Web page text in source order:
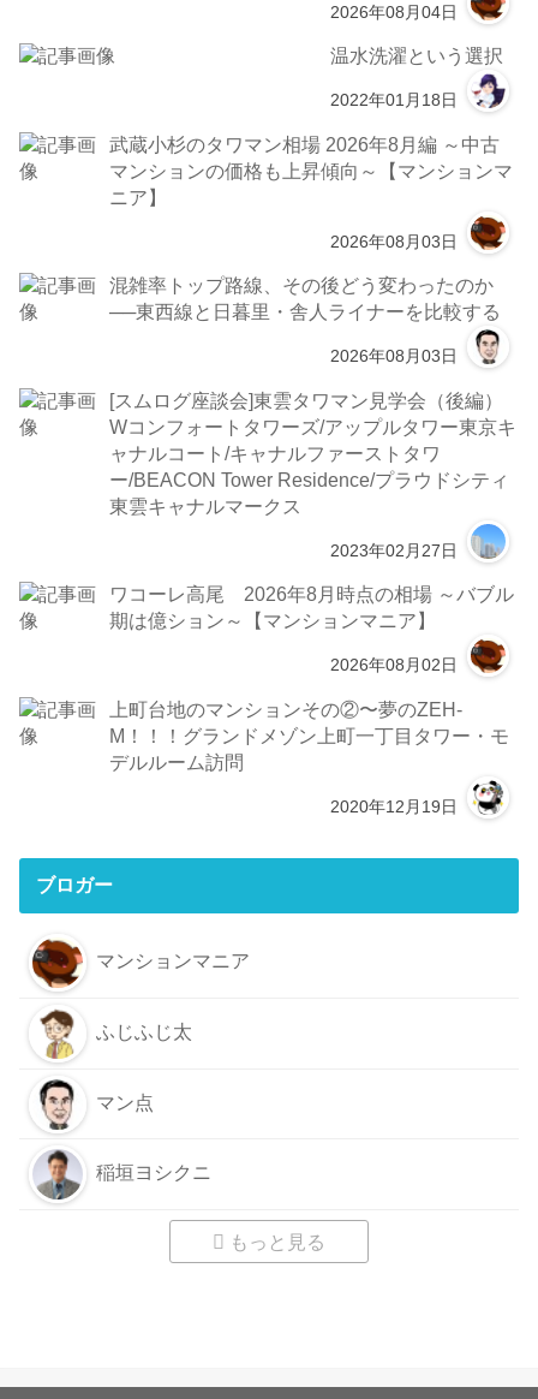
2026年08月04日
温水洗濯という選択
2022年01月18日
武蔵小杉のタワマン相場 2026年8月編 ～中古
マンションの価格も上昇傾向～【マンションマ
ニア】
2026年08月03日
混雑率トップ路線、その後どう変わったのか
──東西線と日暮里・舎人ライナーを比較する
2026年08月03日
[スムログ座談会]東雲タワマン見学会（後編）
Wコンフォートタワーズ/アップルタワー東京キ
ャナルコート/キャナルファーストタワ
ー/BEACON Tower Residence/プラウドシティ
東雲キャナルマークス
2023年02月27日
ワコーレ高尾 2026年8月時点の相場 ～バブル
期は億ション～【マンションマニア】
2026年08月02日
上町台地のマンションその②〜夢のZEH-
M！！！グランドメゾン上町一丁目タワー・モ
デルルーム訪問
2020年12月19日
ブロガー
マンションマニア
ふじふじ太
マン点
稲垣ヨシクニ
もっと見る